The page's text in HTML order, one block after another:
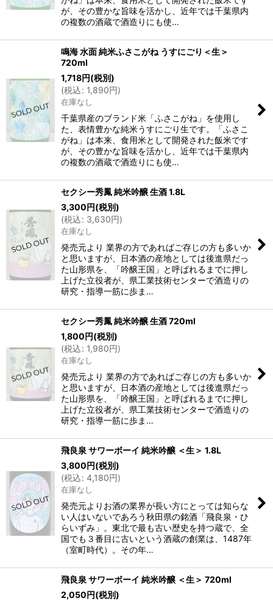
が、その豊かな旨味を活かし、近年では千葉県内
の複数の酒蔵で酒造りにも使…
鳴海 水面 純米ふさこがね うすにごり＜生＞
720ml
1,718円(税別)
(税込: 1,890円)
在庫なし
千葉県産のブランド米「ふさこがね」を使用し
た、表情豊かな純米うすにごり生です。「ふさこ
がね」は本来、食用米として開発された飯米です
が、その豊かな旨味を活かし、近年では千葉県内
の複数の酒蔵で酒造りにも使…
セクシー秀鳳 純米吟醸 生酒 1.8L
3,300円(税別)
(税込: 3,630円)
在庫なし
発売元より 業界の方であればご存じの方も多いか
と思いますが、日本酒の産地としては後進県だっ
た山形県を、「吟醸王国」と呼ばれるまでに押し
上げた立役者が、県工業技術センターで酒造りの
研究・指導一筋に歩ま…
セクシー秀鳳 純米吟醸 生酒 720ml
1,800円(税別)
(税込: 1,980円)
在庫なし
発売元より 業界の方であればご存じの方も多いか
と思いますが、日本酒の産地としては後進県だっ
た山形県を、「吟醸王国」と呼ばれるまでに押し
上げた立役者が、県工業技術センターで酒造りの
研究・指導一筋に歩ま…
飛良泉 サワーボーイ 純米吟醸 ＜生＞ 1.8L
3,800円(税別)
(税込: 4,180円)
在庫なし
発売元よりお酒の業界が長い方にとっては知らな
い人はいないであろう秋田県の銘酒「飛良泉・ひ
らいずみ」。東北で最も古い歴史を持つ蔵で、全
国でも３番目に古いという酒蔵の創業は、1487年
（室町時代）。その年…
飛良泉 サワーボーイ 純米吟醸 ＜生＞ 720ml
2,050円(税別)